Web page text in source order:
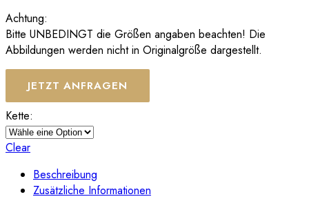
Achtung:
Bitte UNBEDINGT die Größen angaben beachten! Die
Abbildungen werden nicht in Originalgröße dargestellt.
JETZT ANFRAGEN
Kette:
Clear
Beschreibung
Zusätzliche Informationen